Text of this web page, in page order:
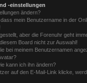
-einstellungen
ändern?
mein Benutzername in der
aber die Forenuhr geht
Board nicht zur Auswahl!
bei meinem Benutzernamen
kann ich ihn ändern?
auf den E-Mail-Link klicke,